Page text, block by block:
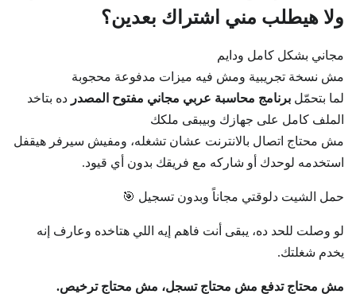
ولا هيطلب مني اشتراك بعدين؟
مجاني بشكل كامل ودايم
مش نسخة تجريبية ومش فيه ميزات مدفوعة محجوبة
لما بتحمّل برنامج محاسبة عربي مجاني مفتوح المصدر ده بتاخد
الملف كامل على جهازك وبيبقى ملكك
مش محتاج اتصال بالانترنت عشان تشغله، ومفيش سيرفر هيقفل
استخدمه لوحدك أو شاركه مع فريقك بدون أي قيود.
حمل الشيت دلوقتي مجاناً وبدون تسجيل 🎯
لو وصلت للحد ده، يبقى أنت فاهم إيه اللي هتاخده وعارف إنه
يخدم شغلتك.
مش محتاج تدفع مش محتاج تسجل، مش محتاج ترخيص.